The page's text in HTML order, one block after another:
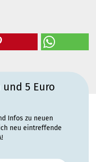
5 Euro
Infos zu neuen
neu eintreffende